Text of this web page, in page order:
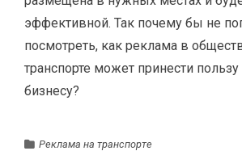
эффективной. Так почему бы не
посмотреть, как реклама в
транспорте может принести
бизнесу?
Реклама на транспорте